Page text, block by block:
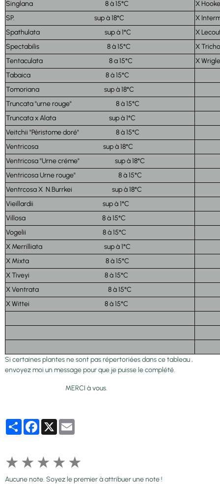
Singlana 8 à 15°C
X
SP. sup à 18°C
X
Spathulata sup à 1°C
X
Spectabilis 8 à 15°C
X
Tentaculata 8 a 15°C
X
Tabaica 8 à 15°C
Tomoriana sup à 18°C
Truncata "urne rouge" 8 à 15°C
Truncata x Alata sup à 1°C
Veitchii "Péristome doré" 8 à 15°C
Ventricosa sup à 18°C
Ventricosa "Urne créme" sup à 18°C
Ventricosa Urne rouge" 8 à 15°C
Ventrcosa X N.Burrkei sup à 18°C
Vieillardii sup à 1°C
Villosa 8 à 15°C
Vogelii 8 à 15°C
X Merrilliata sup à 1°C
X Mixta 8 à 15°C
X Tiveyi 8 à 15°C
X Ventrata 8 à 15°C
X Wittei 8 à 15°C
Si certaines plantes ne sont pas répertoriées dans ce tableau ,
envoyez moi un message pour que je puisse le complété.
MERCI à vous.
PartagerFacebook
X
★ ★ ★ ★ ★
Aucune note. Soyez le premier à attribuer une note !